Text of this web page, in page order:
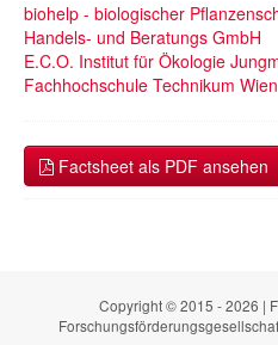
biohelp - biologischer
Handels- und Beratungs GmbH
E.C.O. Institut für Ökologie
Fachhochschule Technikum Wien
Factsheet als PDF ansehen
Copyright © 2015 - 2026 |